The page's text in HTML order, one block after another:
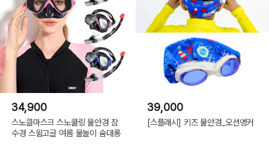
34,900
스노클마스크 스노쿨링 물안경 잠
수경 스윔고글 여름 물놀이 숨대롱
39,000
[스플래시] 키즈 물안경_오션앵커